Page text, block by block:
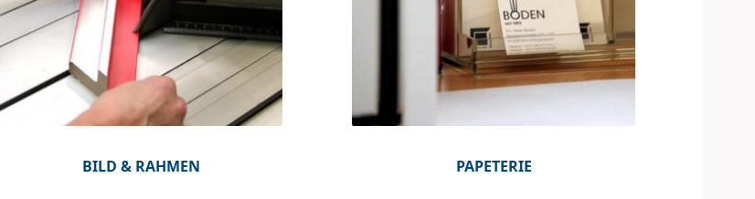
BILD & RAHMEN PAPETERIE